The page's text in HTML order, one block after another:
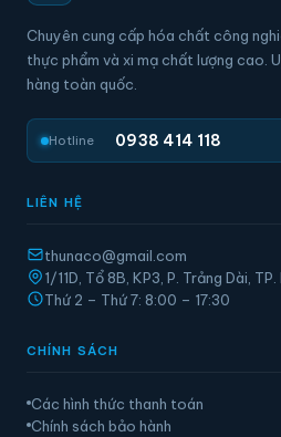
Chuyên cung cấp hóa chất công
thực phẩm và xi mạ chất lượng cao.
hàng toàn quốc.
Hotline 0938 414 118
LIÊN HỆ
thunaco@gmail.com
1/11D, Tổ 8B, KP3, P. Trảng Dài,
Thứ 2 – Thứ 7: 8:00 – 17:30
CHÍNH SÁCH
Các hình thức thanh toán
Chính sách bảo hành